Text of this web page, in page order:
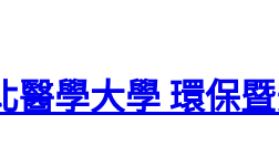
醫學大學 環保